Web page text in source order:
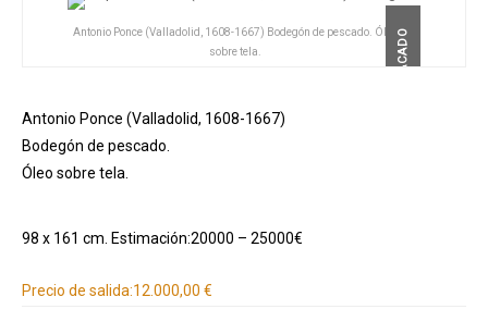
DESTACADO
Antonio Ponce (Valladolid, 1608-1667) Bodegón de pescado. Óleo
sobre tela.
Antonio Ponce (Valladolid, 1608-1667)
Bodegón de pescado.
Óleo sobre tela.
98 x 161 cm. Estimación:20000 – 25000€
Precio de salida:12.000,00 €